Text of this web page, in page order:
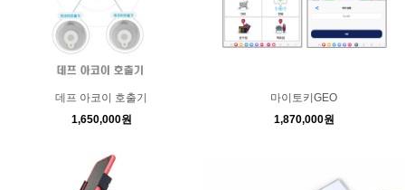
데프 아코이 호출기
1,650,000원
마이토키GEO
1,870,000원